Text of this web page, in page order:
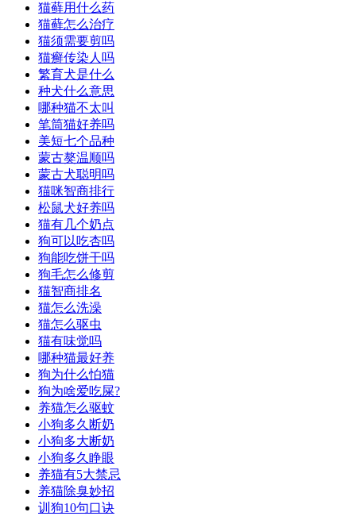
猫藓用什么药
猫藓怎么治疗
猫须需要剪吗
猫癣传染人吗
繁育犬是什么
种犬什么意思
哪种猫不太叫
笔筒猫好养吗
美短七个品种
蒙古獒温顺吗
蒙古犬聪明吗
猫咪智商排行
松鼠犬好养吗
猫有几个奶点
狗可以吃杏吗
狗能吃饼干吗
狗毛怎么修剪
猫智商排名
猫怎么洗澡
猫怎么驱虫
猫有味觉吗
哪种猫最好养
狗为什么怕猫
狗为啥爱吃屎?
养猫怎么驱蚊
小狗多久断奶
小狗多大断奶
小狗多久睁眼
养猫有5大禁忌
养猫除臭妙招
训狗10句口诀